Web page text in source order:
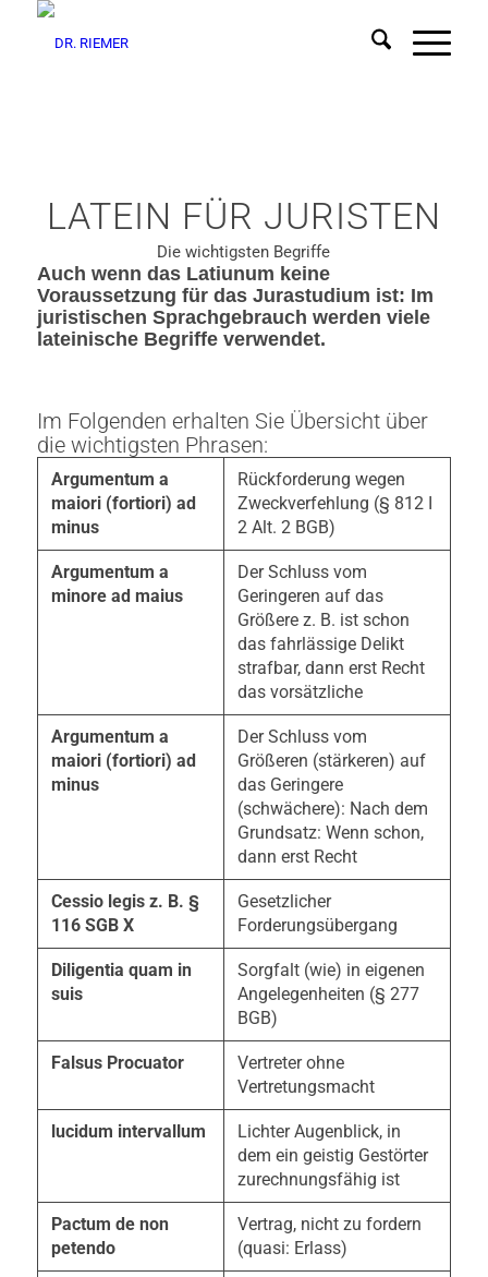
LATEIN FÜR JURISTEN
Die wichtigsten Begriffe
Auch wenn das Latiunum keine
Voraussetzung für das Jurastudium ist: Im
juristischen Sprachgebrauch werden viele
lateinische Begriffe verwendet.
Im Folgenden erhalten Sie Übersicht über
die wichtigsten Phrasen:
Argumentum a
maiori (fortiori) ad
minus
Rückforderung wegen
Zweckverfehlung (§ 812 I
2 Alt. 2 BGB)
Argumentum a
minore ad maius
Der Schluss vom
Geringeren auf das
Größere z. B. ist schon
das fahrlässige Delikt
strafbar, dann erst Recht
das vorsätzliche
Argumentum a
maiori (fortiori) ad
minus
Der Schluss vom
Größeren (stärkeren) auf
das Geringere
(schwächere): Nach dem
Grundsatz: Wenn schon,
dann erst Recht
Cessio legis z. B. §
116 SGB X
Gesetzlicher
Forderungsübergang
Diligentia quam in
suis
Sorgfalt (wie) in eigenen
Angelegenheiten (§ 277
BGB)
Falsus Procuator
Vertreter ohne
Vertretungsmacht
lucidum intervallum
Lichter Augenblick, in
dem ein geistig Gestörter
zurechnungsfähig ist
Pactum de non
petendo
Vertrag, nicht zu fordern
(quasi: Erlass)